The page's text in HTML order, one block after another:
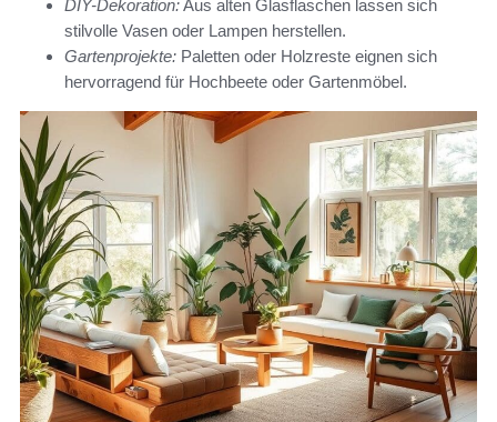
DIY-Dekoration:Aus alten Glasflaschen lassen sich
stilvolle Vasen oder Lampen herstellen.
Gartenprojekte: Paletten oder Holzreste eignen sich
hervorragend für Hochbeete oder Gartenmöbel.